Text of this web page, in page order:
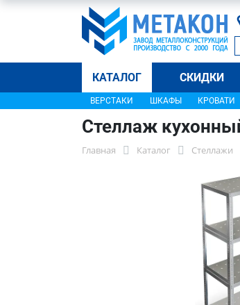
КАТАЛОГ СКИДКИ
ВЕРСТАКИ ШКАФЫ КРОВАТИ
Стеллаж
Главная Каталог Стеллажи